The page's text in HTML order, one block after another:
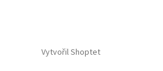
Vytvořil Shoptet